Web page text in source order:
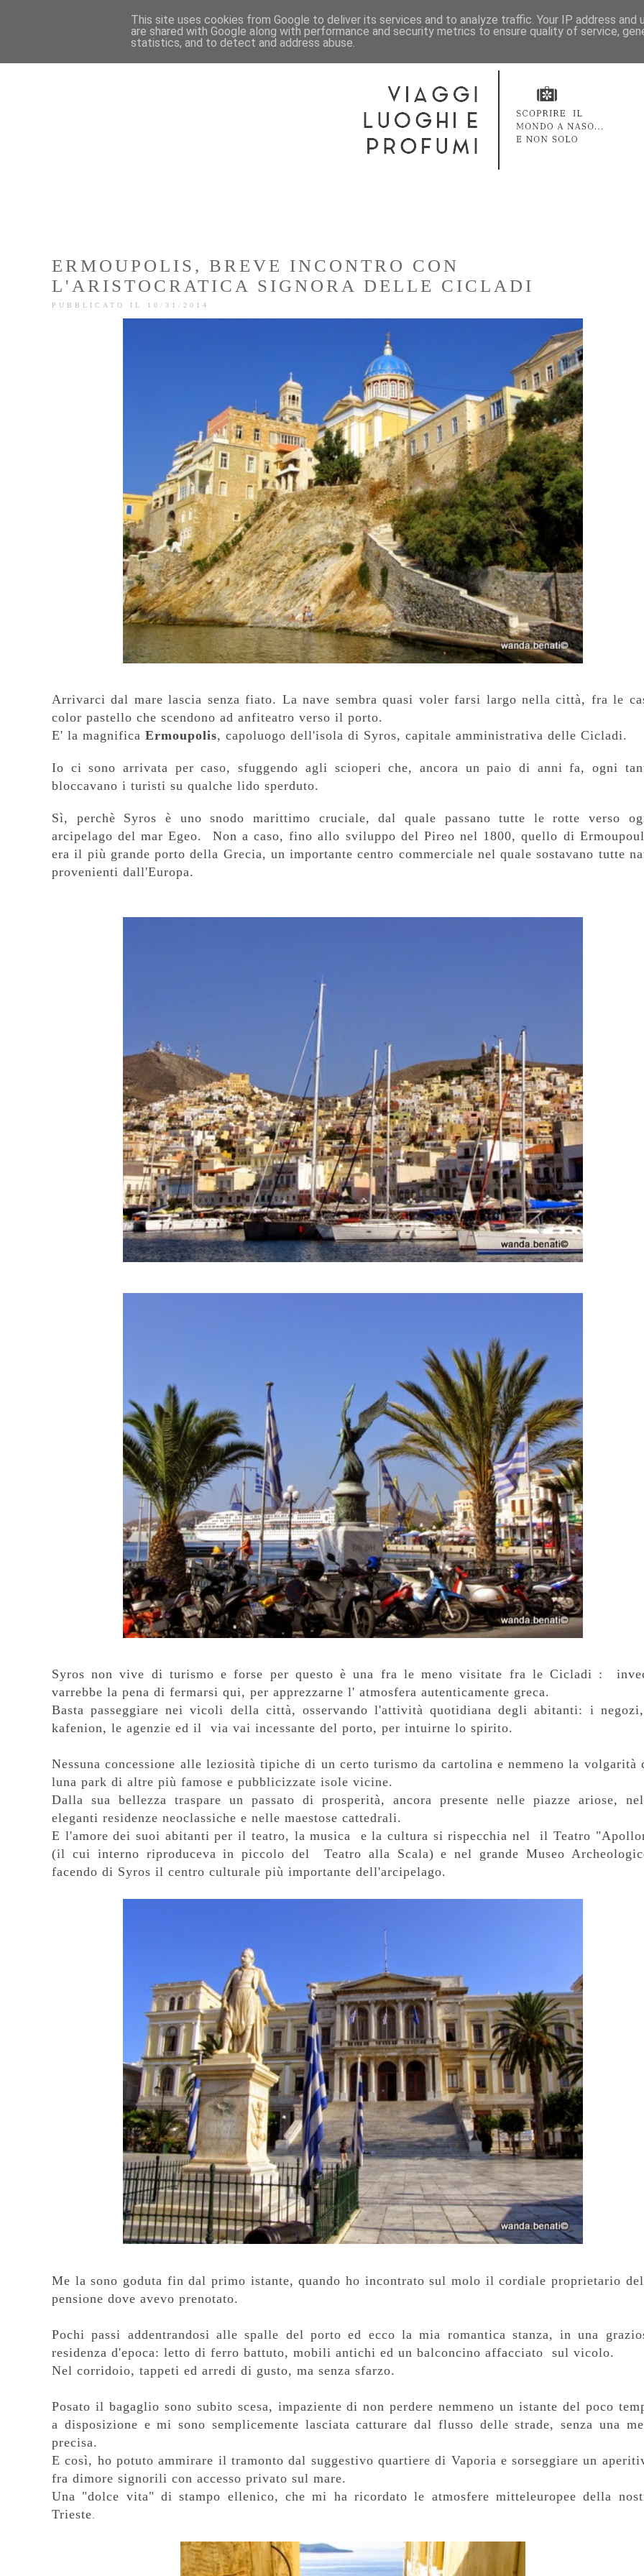
ERMOUPOLIS, BREVE INCONTRO CON
L'ARISTOCRATICA SIGNORA DELLE CICLADI
PUBBLICATO IL 10/31/2014
Arrivarci dal mare lascia senza fiato. La nave sembra quasi voler farsi largo nella città, fra le
color pastello che scendono ad anfiteatro verso il porto.
E' la magnifica Ermoupolis, capoluogo dell'isola di Syros, capitale amministrativa delle Cicladi.
Io ci sono arrivata per caso, sfuggendo agli scioperi che, ancora un paio di anni fa, ogni
bloccavano i turisti su qualche lido sperduto.
Sì, perchè Syros è uno snodo marittimo cruciale, dal quale passano tutte le rotte verso
arcipelago del mar Egeo. Non a caso, fino allo sviluppo del Pireo nel 1800, quello di
era il più grande porto della Grecia, un importante centro commerciale nel quale sostavano tutte
provenienti dall'Europa.
Syros non vive di turismo e forse per questo è una fra le meno visitate fra le Cicladi :
varrebbe la pena di fermarsi qui, per apprezzarne l' atmosfera autenticamente greca.
Basta passeggiare nei vicoli della città, osservando l'attività quotidiana degli abitanti: i
kafenion, le agenzie ed il via vai incessante del porto, per intuirne lo spirito.
Nessuna concessione alle leziosità tipiche di un certo turismo da cartolina e nemmeno la volgarità
luna park di altre più famose e pubblicizzate isole vicine.
Dalla sua bellezza traspare un passato di prosperità, ancora presente nelle piazze ariose,
eleganti residenze neoclassiche e nelle maestose cattedrali.
E l'amore dei suoi abitanti per il teatro, la musica e la cultura si rispecchia nel il Teatro
(il cui interno riproduceva in piccolo del Teatro alla Scala) e nel grande Museo
facendo di Syros il centro culturale più importante dell'arcipelago.
Me la sono goduta fin dal primo istante, quando ho incontrato sul molo il cordiale proprietario
pensione dove avevo prenotato.
Pochi passi addentrandosi alle spalle del porto ed ecco la mia romantica stanza, in una
residenza d'epoca: letto di ferro battuto, mobili antichi ed un balconcino affacciato sul vicolo.
Nel corridoio, tappeti ed arredi di gusto, ma senza sfarzo.
Posato il bagaglio sono subito scesa, impaziente di non perdere nemmeno un istante del poco
a disposizione e mi sono semplicemente lasciata catturare dal flusso delle strade, senza una
precisa.
E così, ho potuto ammirare il tramonto dal suggestivo quartiere di Vaporia e sorseggiare un
fra dimore signorili con accesso privato sul mare.
Una "dolce vita" di stampo ellenico, che mi ha ricordato le atmosfere mitteleuropee della
Trieste
This site uses cookies from Google to deliver its services and to analyze traffic. Your IP address and
are shared with Google along with performance and security metrics to ensure quality of service,
statistics, and to detect and address abuse.